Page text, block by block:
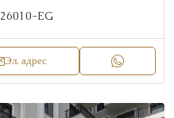
26010-EG
Эл. адрес